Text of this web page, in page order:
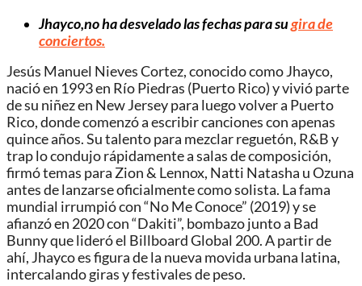
Jhayco,no ha desvelado las fechas para sugira de
conciertos.
Jesús Manuel Nieves Cortez, conocido como Jhayco,
nació en 1993 en Río Piedras (Puerto Rico) y vivió parte
de su niñez en New Jersey para luego volver a Puerto
Rico, donde comenzó a escribir canciones con apenas
quince años. Su talento para mezclar reguetón, R&B y
trap lo condujo rápidamente a salas de composición,
firmó temas para Zion & Lennox, Natti Natasha u Ozuna
antes de lanzarse oficialmente como solista. La fama
mundial irrumpió con “No Me Conoce” (2019) y se
afianzó en 2020 con “Dakiti”, bombazo junto a Bad
Bunny que lideró el Billboard Global 200. A partir de
ahí, Jhayco es figura de la nueva movida urbana latina,
intercalando giras y festivales de peso.